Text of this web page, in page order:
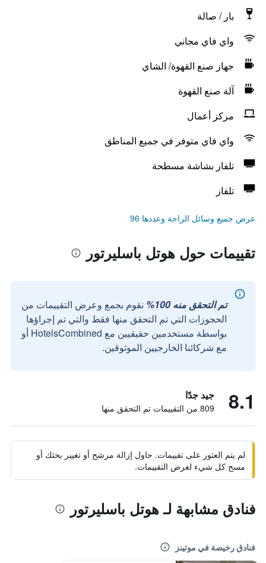
بار / صالة
واي فاي مجاني
جهاز صنع القهوة/ الشاي
آلة صنع القهوة
مركز أعمال
واي فاي متوفر في جميع المناطق
تلفاز بشاشة مسطحة
تلفاز
عرض جميع وسائل الراحة وعددها 96
تقييمات حول هوتل باسليرتور
تم التحقق منه 100%
نقوم بجمع وعرض التقييمات من
الحجوزات التي تم التحقق منها فقط والتي تم إجراؤها
بواسطة مستخدمين حقيقيين مع HotelsCombined أو
مع شركائنا الخارجيين الموثوقين.
8.1 جيد جدًا
809 من التقييمات تم التحقق منها
لم يتم العثور على تقييمات. حاول إزالة مرشح أو تغيير بحثك أو
مسح كل شيء لعرض التقييمات.
فنادق مشابهة لـ هوتل باسليرتور
فنادق رخيصة في موتينز